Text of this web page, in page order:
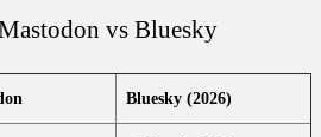
vs Bluesky
Bluesky (2026)